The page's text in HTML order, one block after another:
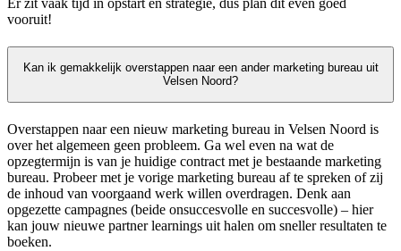
vooruit!
Kan ik gemakkelijk overstappen naar een ander marketing bureau uit
Velsen Noord?
Overstappen naar een nieuw marketing bureau in Velsen Noord is
over het algemeen geen probleem. Ga wel even na wat de
opzegtermijn is van je huidige contract met je bestaande marketing
bureau. Probeer met je vorige marketing bureau af te spreken of zij
de inhoud van voorgaand werk willen overdragen. Denk aan
opgezette campagnes (beide onsuccesvolle en succesvolle) – hier
kan jouw nieuwe partner learnings uit halen om sneller resultaten te
boeken.